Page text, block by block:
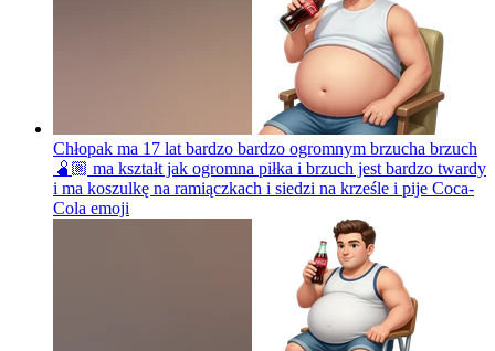
Chłopak ma 17 lat bardzo bardzo ogromnym brzucha brzuch
🫄🏼 ma kształt jak ogromna piłka i brzuch jest bardzo twardy
i ma koszulkę na ramiączkach i siedzi na krześle i pije Coca-
Cola emoji